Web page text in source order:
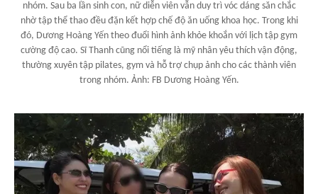
nhóm. Sau ba lần sinh con, nữ diễn viên vẫn duy trì vóc dáng săn chắc
nhờ tập thể thao đều đặn kết hợp chế độ ăn uống khoa học. Trong khi
đó, Dương Hoàng Yến theo đuổi hình ảnh khỏe khoắn với lịch tập gym
cường độ cao. Sĩ Thanh cũng nổi tiếng là mỹ nhân yêu thích vận động,
thường xuyên tập pilates, gym và hỗ trợ chụp ảnh cho các thành viên
trong nhóm. Ảnh: FB Dương Hoàng Yến.